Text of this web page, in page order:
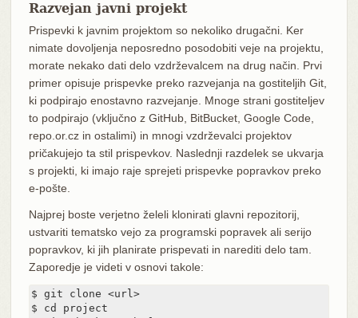
Razvejan javni projekt
Prispevki k javnim projektom so nekoliko drugačni. Ker
nimate dovoljenja neposredno posodobiti veje na projektu,
morate nekako dati delo vzdrževalcem na drug način. Prvi
primer opisuje prispevke preko razvejanja na gostiteljih Git,
ki podpirajo enostavno razvejanje. Mnoge strani gostiteljev
to podpirajo (vključno z GitHub, BitBucket, Google Code,
repo.or.cz in ostalimi) in mnogi vzdrževalci projektov
pričakujejo ta stil prispevkov. Naslednji razdelek se ukvarja
s projekti, ki imajo raje sprejeti prispevke popravkov preko
e-pošte.
Najprej boste verjetno želeli klonirati glavni repozitorij,
ustvariti tematsko vejo za programski popravek ali serijo
popravkov, ki jih planirate prispevati in narediti delo tam.
Zaporedje je videti v osnovi takole:
$ git clone <url>
$ cd project